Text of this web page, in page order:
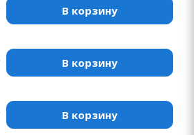
В корзину
В корзину
В корзину